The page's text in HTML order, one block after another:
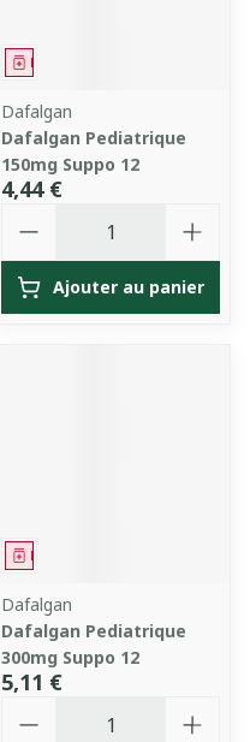
Médicament
Dafalgan
Dafalgan Pediatrique
150mg Suppo 12
4,44 €
Ajouter au panier
Médicament
Dafalgan
Dafalgan Pediatrique
300mg Suppo 12
5,11 €